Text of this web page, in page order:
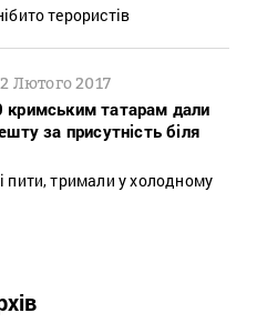
терористів
Лютого 2017
татарам дали
за присутність біля
пити, тримали у холодному